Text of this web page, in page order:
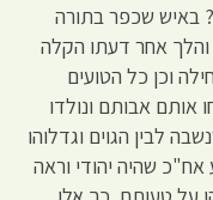
באיש שכפר בתורה
אחר דעתו הקלה
וכן כל הטועים
אותם אבותם ונולדו
לבין הגוים וגדלוהו
שהיה יהודי וראה